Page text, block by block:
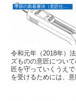
季節の新着審決（意匠仕立て）
令和元年（2018年）
ズものの意匠につい
匠を守っていくうえ
を受けるためには、